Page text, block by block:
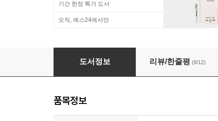
기간 한정 특가 도서
오직, 예스24에서만
EBS 만점왕 국어 1-2 (2024년)
도서정보 리뷰/한줄평 (8/12)
품목정보